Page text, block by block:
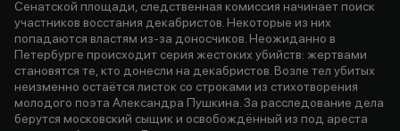
Сенатской площади, следственная комиссия начинает поиск
участников восстания декабристов. Некоторые из них
попадаются властям из-за доносчиков. Неожиданно в
Петербурге происходит серия жестоких убийств: жертвами
становятся те, кто донесли на декабристов. Возле тел убитых
неизменно остаётся листок со строками из стихотворения
молодого поэта Александра Пушкина. За расследование дела
берутся московский сыщик и освобождённый из под ареста